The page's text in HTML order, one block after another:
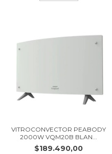
VITROCONVECTOR PEABODY
2000W VQM20B BLAN...
$189.490,00